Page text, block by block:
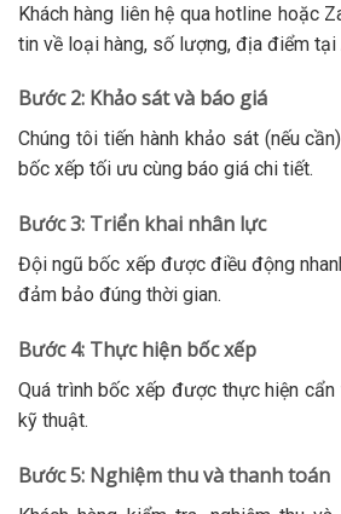
Khách hàng liên hệ qua hotline hoặc
tin về loại hàng, số lượng, địa điểm
Bước 2: Khảo sát và báo giá
Chúng tôi tiến hành khảo sát (nếu
bốc xếp tối ưu cùng báo giá chi tiết.
Bước 3: Triển khai nhân lực
Đội ngũ bốc xếp được điều động
đảm bảo đúng thời gian.
Bước 4: Thực hiện bốc xếp
Quá trình bốc xếp được thực hiện cẩn
kỹ thuật.
Bước 5: Nghiệm thu và thanh toán